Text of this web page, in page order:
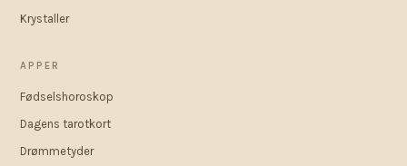
Krystaller
APPER
Fødselshoroskop
Dagens tarotkort
Drømmetyder